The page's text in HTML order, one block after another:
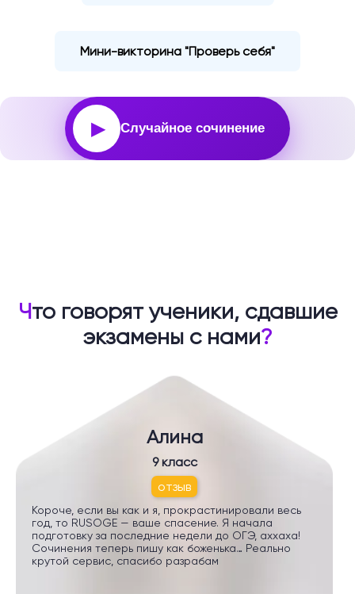
Мини-викторина "Проверь себя"
▶ Случайное сочинение
Что говорят ученики, сдавшие
экзамены с нами?
Алина
9 класс
отзыв
Короче, если вы как и я, прокрастинировали весь
год, то RUSOGE — ваше спасение. Я начала
подготовку за последние недели до ОГЭ, аххаха!
Сочинения теперь пишу как боженька… Реально
крутой сервис, спасибо разрабам